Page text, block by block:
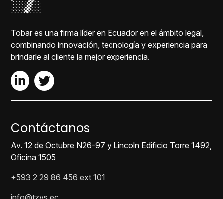
Tobar es una firma líder en Ecuador en el ámbito legal,
combinando innovación, tecnología y experiencia para
brindarle al cliente la mejor experiencia.
Contáctanos
Av. 12 de Octubre N26-97 y Lincoln Edificio Torre 1492,
Oficina 1505
+593 2 29 86 456 ext 101
info@tzvs.ec